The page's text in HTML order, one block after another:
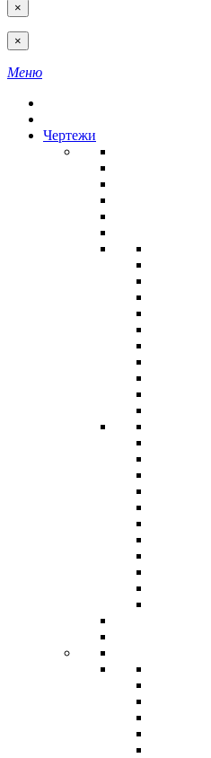
×
×
Меню
Чертежи